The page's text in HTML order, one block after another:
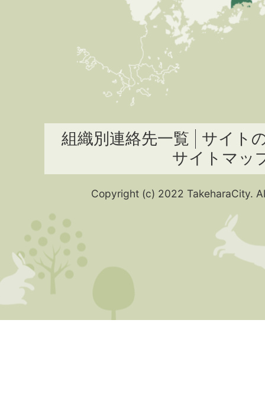
組織別連絡先一覧
サイト
サイトマッ
Copyright (c) 2022 TakeharaCity.